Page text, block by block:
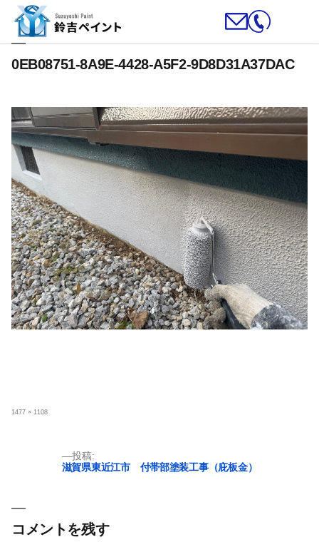
0EB08751-8A9E-4428-A5F2-9D8D31A37DAC
フ
1477 × 1108
ビ
投稿:
滋賀県東近江市 付帯部塗装工事（庇板金）
コメントを残す